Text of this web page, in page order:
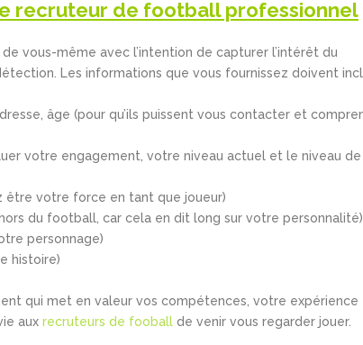
recruteur de football professionnel
vous-même avec l’intention de capturer l’intérêt du
Les informations que vous fournissez doivent
âge (pour qu’ils puissent vous contacter et
votre engagement, votre niveau actuel et le niveau de
être votre force en tant que joueur)
du football, car cela en dit long sur votre personnalité)
personnage)
histoire)
qui met en valeur vos compétences, votre expérience
aux recruteurs de fooball de venir vous regarder jouer.